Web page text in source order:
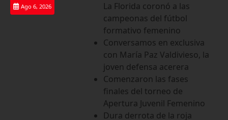
Ago 6, 2026
La Florida coronó a las
campeonas del fútbol
formativo femenino
Conversamos en exclusiva
con María Paz Valdivieso, la
joven defensa acerera
Comenzaron las fases
finales del torneo de
Apertura Juvenil Femenino
Dura derrota de la roja